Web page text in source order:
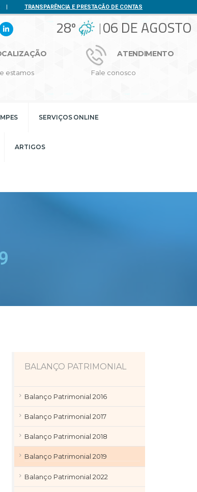
| TRANSPARÊNCIA E PRESTAÇÃO DE CONTAS
28º 06 DE AGOSTO
estamos
ATENDIMENTO
Fale conosco
MPES SERVIÇOS ONLINE
ARTIGOS
BALANÇO PATRIMONIAL
Balanço Patrimonial 2016
Balanço Patrimonial 2017
Balanço Patrimonial 2018
Balanço Patrimonial 2019
Balanço Patrimonial 2022